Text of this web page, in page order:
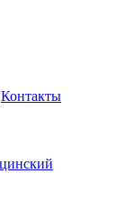
Контакты